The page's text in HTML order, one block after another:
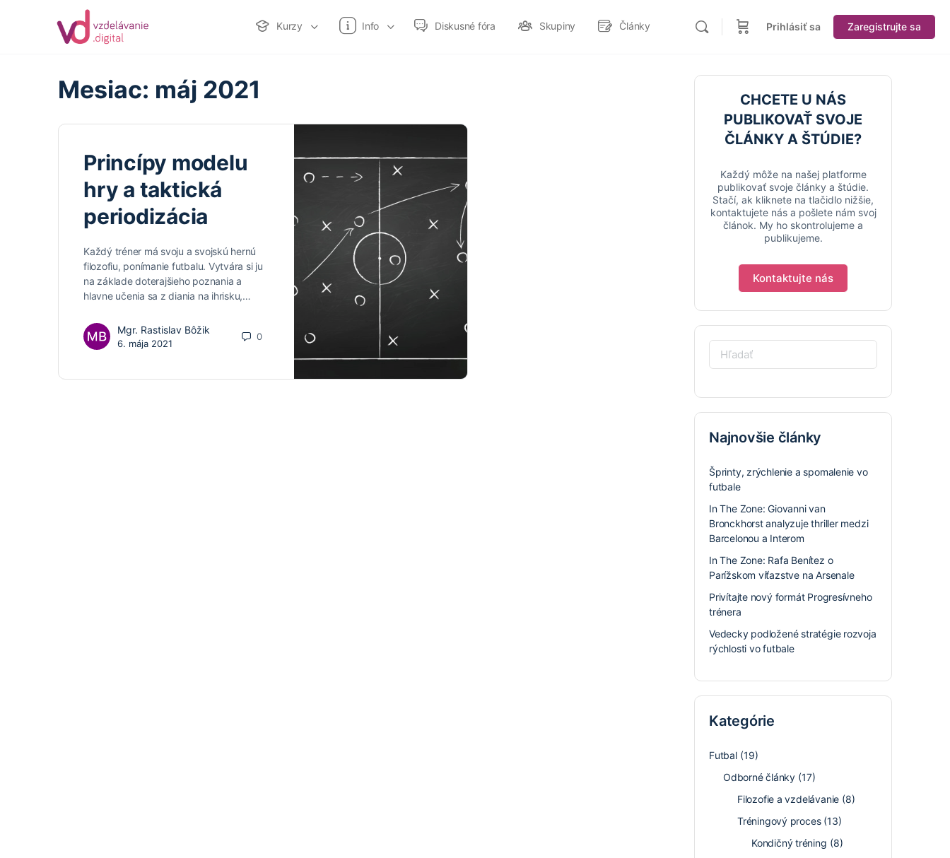
Kurzy Info Diskusné fóra Skupiny Články Prihlásiť sa Zaregistrujte sa
Mesiac: máj 2021
Princípy modelu
hry a taktická
periodizácia
Každý tréner má svoju a svojskú hernú
filozofiu, ponímanie futbalu. Vytvára si ju
na základe doterajšieho poznania a
hlavne učenia sa z diania na ihrisku,…
Mgr. Rastislav Bôžik
6. mája 2021
0
CHCETE U NÁS
PUBLIKOVAŤ SVOJE
ČLÁNKY A ŠTÚDIE?
Každý môže na našej platforme
publikovať svoje články a štúdie.
Stačí, ak kliknete na tlačidlo nižšie,
kontaktujete nás a pošlete nám svoj
článok. My ho skontrolujeme a
publikujeme.
Kontaktujte nás
Hľadať:
Najnovšie články
Šprinty, zrýchlenie a spomalenie vo
futbale
In The Zone: Giovanni van
Bronckhorst analyzuje thriller medzi
Barcelonou a Interom
In The Zone: Rafa Benítez o
Parížskom víťazstve na Arsenale
Privítajte nový formát Progresívneho
trénera
Vedecky podložené stratégie rozvoja
rýchlosti vo futbale
Kategórie
Futbal(19)
Odborné články (17)
Filozofie a vzdelávanie (8)
Tréningový proces(13)
Kondičný tréning (8)